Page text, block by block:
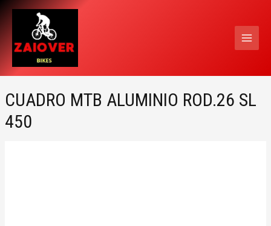
contenido
CUADRO MTB ALUMINIO ROD.26 SL
450